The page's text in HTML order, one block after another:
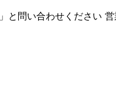
と問い合わせください 営